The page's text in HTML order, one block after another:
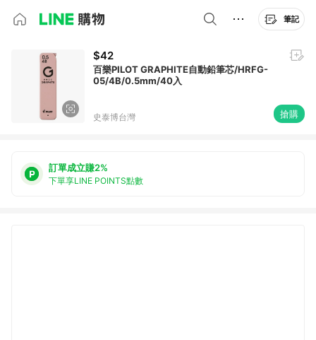
筆記
$42
百樂PILOT GRAPHITE自動鉛筆芯/HRFG-
05/4B/0.5mm/40入
史泰博台灣 搶購
訂單成立賺2%
下單享LINE POINTS點數